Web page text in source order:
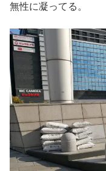
無性に凝ってる。